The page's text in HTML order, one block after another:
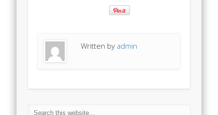
Written by admin